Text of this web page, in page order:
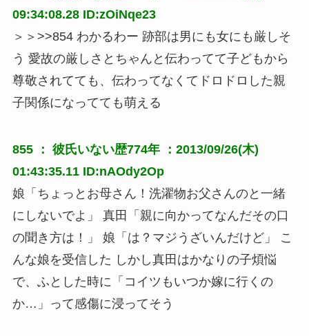
09:34:08.28 ID:zOiNqe23
＞＞>>854 わかるわー 跡部は男にも女にも厳しそ
う 愛故の厳しさとちゃんと伝わってて子どもから
尊敬されてても、伝わってなくてドロドロした親
子関係になってても萌える
855 ： 彼氏いない歴774年
：2013/09/26(木)
01:43:35.11 ID:nAOdy2Op
娘「ちょっとお母さん！洗濯物お父さんのと一緒
にしないでよ」 真田「親に向かってなんだその口
の聞き方は！」 娘「は？マジうざいんだけど」 こ
んな娘を受信した しかし真田はかなりの子煩悩
で、ふとした時に「コイツもいつか嫁に行くの
か…」って感傷に浸ってそう